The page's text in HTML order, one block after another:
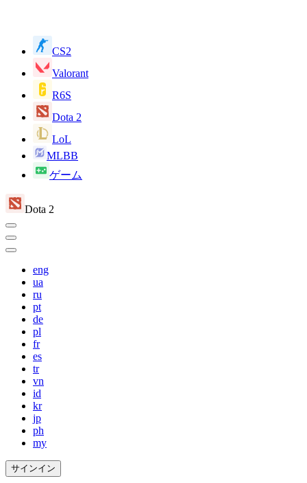
CS2
Valorant
R6S
Dota 2
LoL
MLBB
ゲーム
Dota 2
eng
ua
ru
pt
de
pl
fr
es
tr
vn
id
kr
jp
ph
my
サインイン